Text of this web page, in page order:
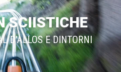
SCIISTICHE
D'ALLOS E DINTORNI